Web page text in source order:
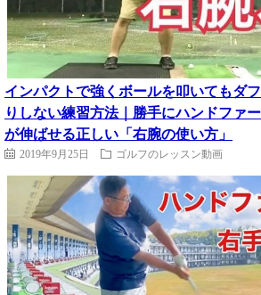
インパクトで強くボールを叩いてもダ
りしない練習方法｜勝手にハンドファ
が伸ばせる正しい「右腕の使い方」
2019年9月25日 ゴルフのレッスン動画